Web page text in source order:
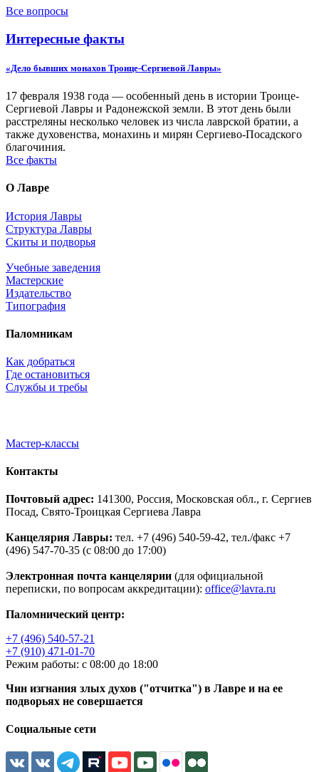
Все вопросы
Интересные факты
«Дело бывших монахов Троице-Сергиевой Лавры»
17 февраля 1938 года — особенный день в истории Троице-
Сергиевой Лавры и Радонежской земли. В этот день были
расстреляны несколько человек из числа лаврской братии, а
также духовенства, монахинь и мирян Сергиево-Посадского
благочиния.
Все факты
О Лавре
История Лавры
Структура Лавры
Скиты и подворья
Учебные заведения
Мастерские
Издательство
Типография
Паломникам
Как добраться
Где остановиться
Службы и требы
Мастер-классы
Контакты
Почтовый адрес: 141300, Россия, Московская обл., г. Сергиев
Посад, Свято-Троицкая Сергиева Лавра
Канцелярия Лавры: тел. +7 (496) 540-59-42, тел./факс +7
(496) 547-70-35 (с 08:00 до 17:00)
Электронная почта канцелярии (для официальной
переписки, по вопросам аккредитации): office@lavra.ru
Паломнический центр:
+7 (496) 540-57-21
+7 (910) 471-01-70
Режим работы: с 08:00 до 18:00
Чин изгнания злых духов ("отчитка") в Лавре и на ее
подворьях не совершается
Социальные сети